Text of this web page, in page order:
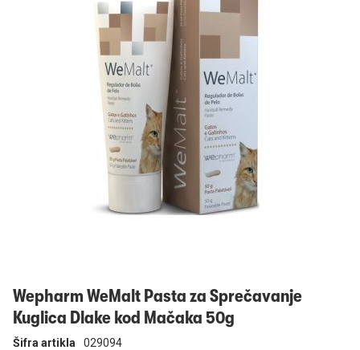
Wepharm WeMalt Pasta za Sprečavanje
Kuglica Dlake kod Mačaka 50g
Šifra artikla 029094